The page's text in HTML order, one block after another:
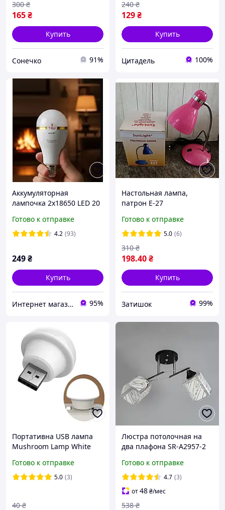
165₴
300 ₴
Купить
Сонечко 91%
129₴
240 ₴
Купить
Цитадель 100%
Аккумуляторная
лампочка 2х18650 LED 20
цоколь E27
Готово к отправке
4.2 (93)
249₴
Купить
Интернет магазин "eltim" 95%
Настольная лампа,
патрон Е-27
Готово к отправке
5.0 (6)
198.40₴
310 ₴
Купить
Затишок 99%
Портативна USB лампа
Mushroom Lamp White
Готово к отправке
5.0 (3)
40 ₴
Люстра потолочная на
два плафона SR-A2957-2
Готово к отправке
4.7 (3)
от48₴/мес
538 ₴